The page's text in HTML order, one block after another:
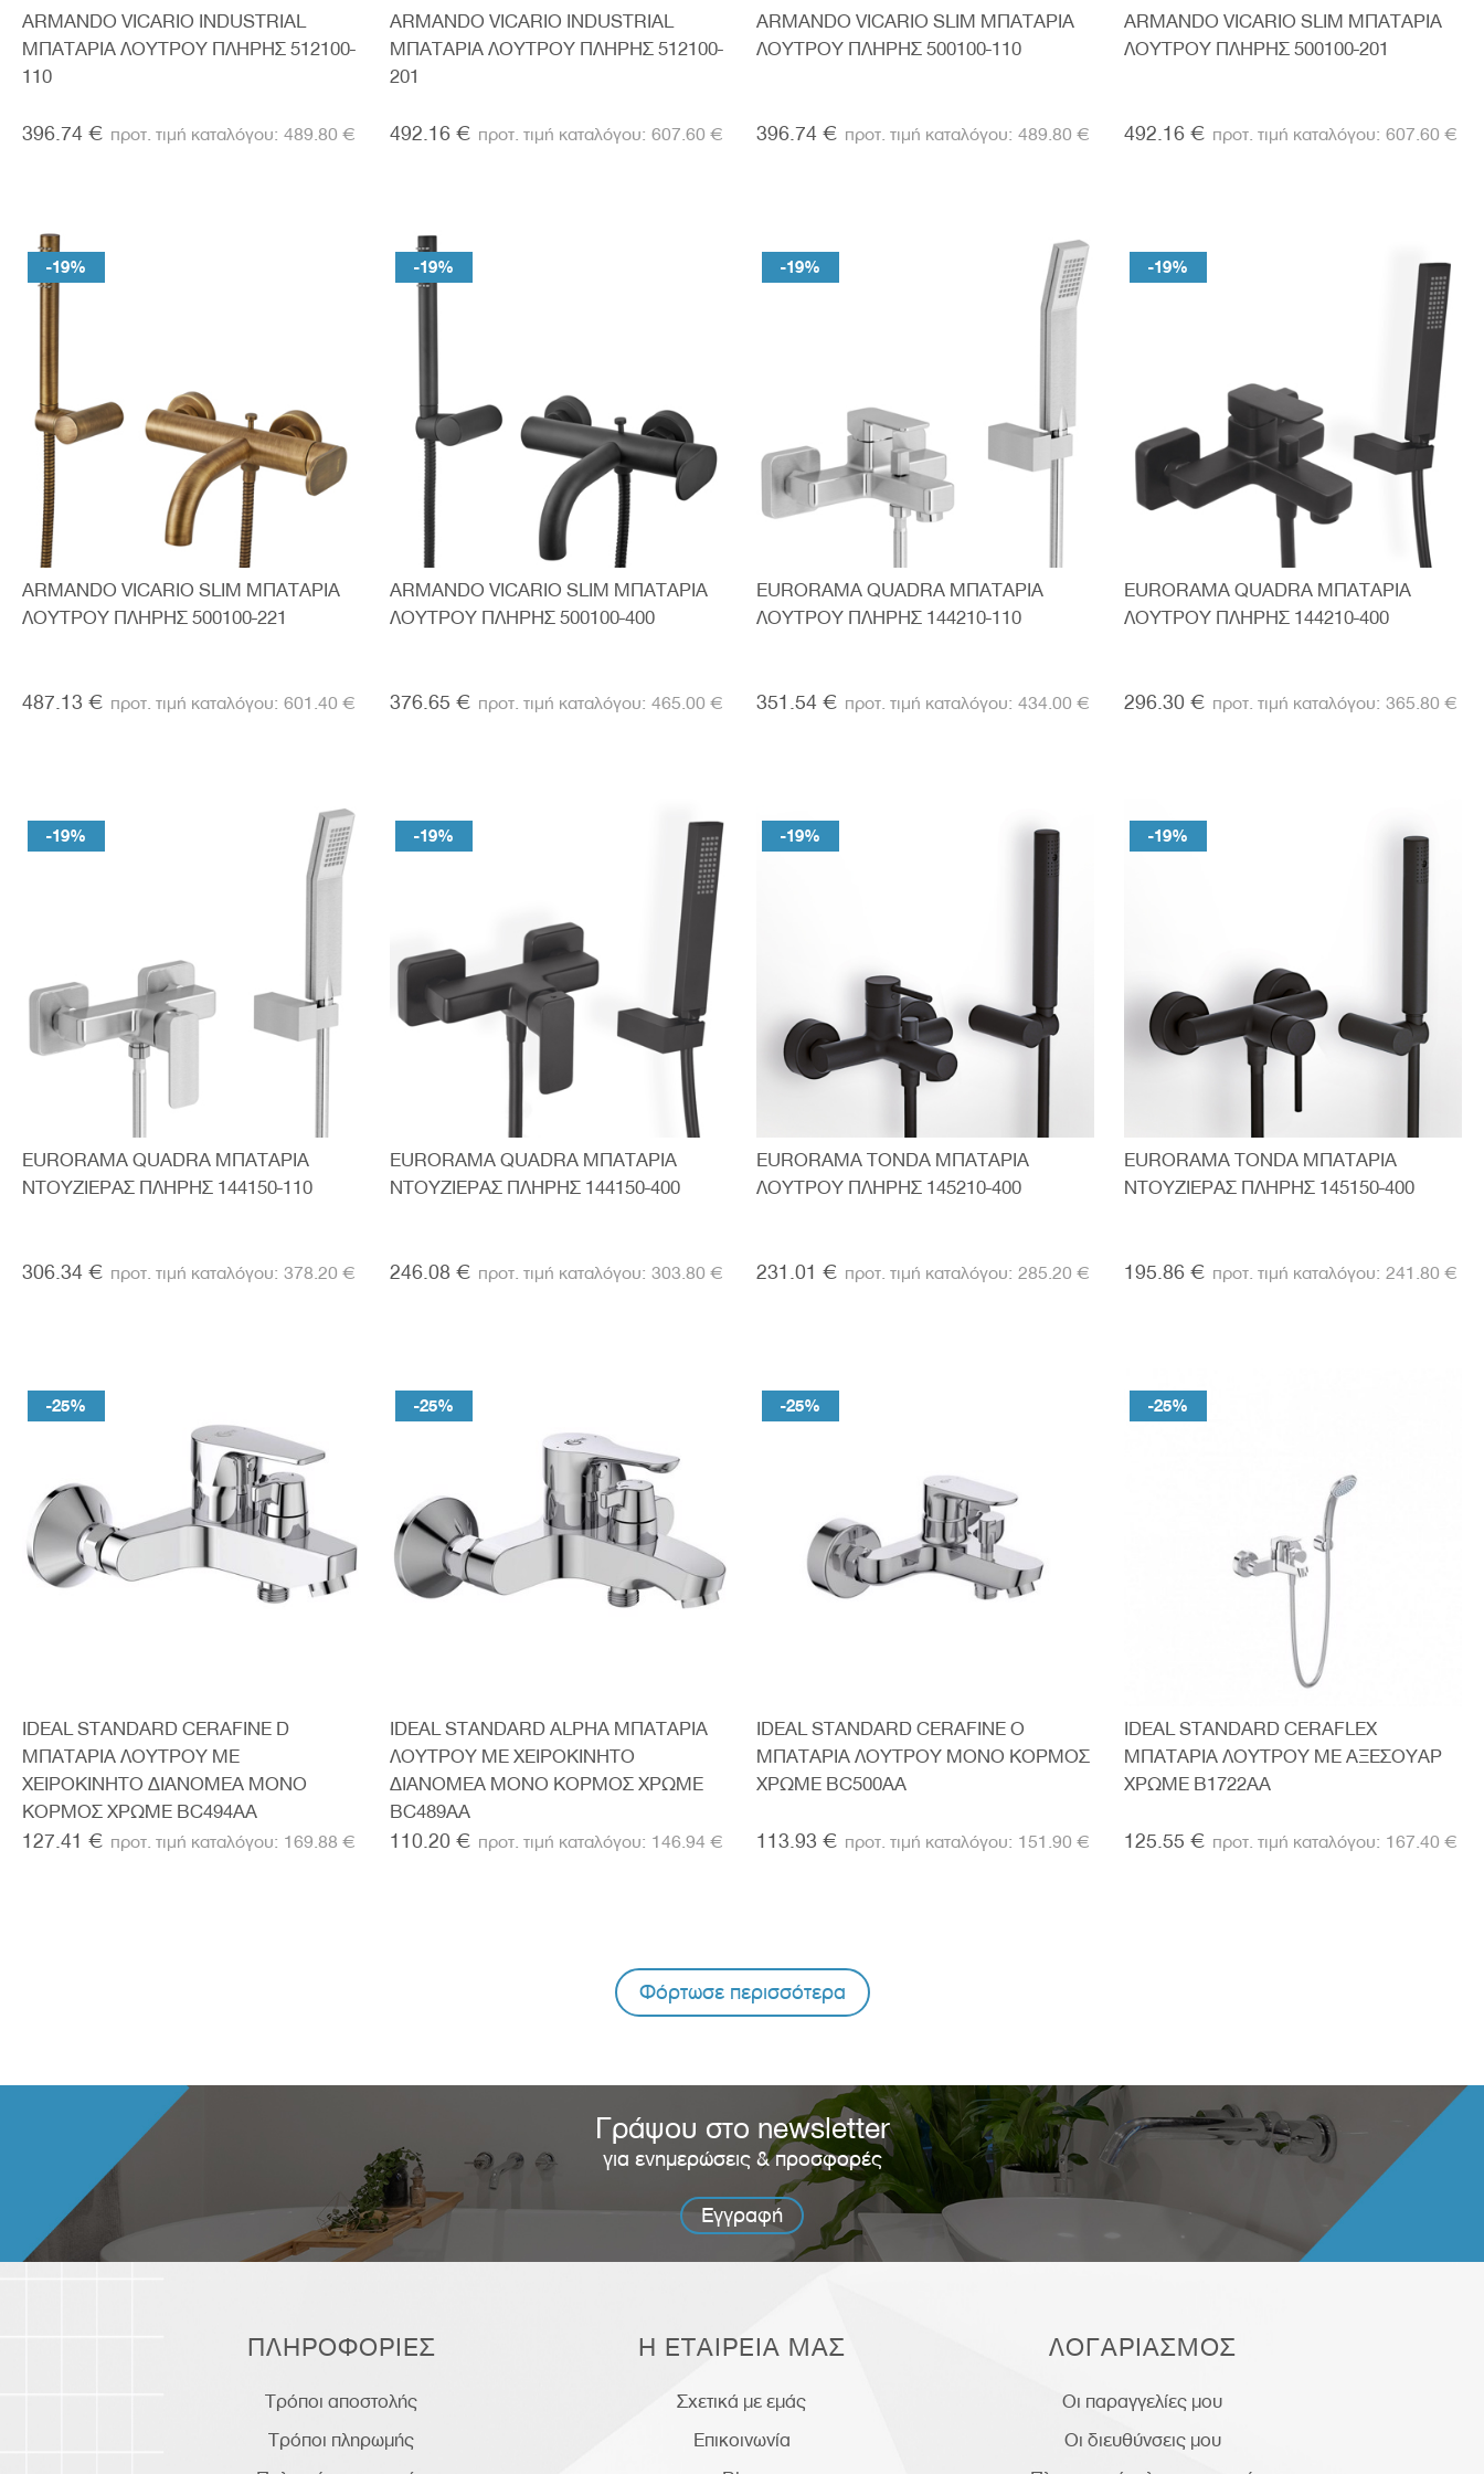
ARMANDO VICARIO INDUSTRIAL
ΜΠΑΤΑΡΙΑ ΛΟΥΤΡΟΥ ΠΛΗΡΗΣ 512100-
110
396.74 € 489.80 €
ARMANDO VICARIO INDUSTRIAL
ΜΠΑΤΑΡΙΑ ΛΟΥΤΡΟΥ ΠΛΗΡΗΣ 512100-
201
492.16 € 607.60 €
ARMANDO VICARIO SLIM ΜΠΑΤΑΡΙΑ
ΛΟΥΤΡΟΥ ΠΛΗΡΗΣ 500100-110
396.74 € 489.80 €
ARMANDO VICARIO SLIM ΜΠΑΤΑΡΙΑ
ΛΟΥΤΡΟΥ ΠΛΗΡΗΣ 500100-201
492.16 € 607.60 €
-19%
ARMANDO VICARIO SLIM ΜΠΑΤΑΡΙΑ
ΛΟΥΤΡΟΥ ΠΛΗΡΗΣ 500100-221
487.13 € 601.40 €
-19%
ARMANDO VICARIO SLIM ΜΠΑΤΑΡΙΑ
ΛΟΥΤΡΟΥ ΠΛΗΡΗΣ 500100-400
376.65 € 465.00 €
-19%
EURORAMA QUADRA ΜΠΑΤΑΡΙΑ
ΛΟΥΤΡΟΥ ΠΛΗΡΗΣ 144210-110
351.54 € 434.00 €
-19%
EURORAMA QUADRA ΜΠΑΤΑΡΙΑ
ΛΟΥΤΡΟΥ ΠΛΗΡΗΣ 144210-400
296.30 € 365.80 €
-19%
EURORAMA QUADRA ΜΠΑΤΑΡΙΑ
ΝΤΟΥΖΙΕΡΑΣ ΠΛΗΡΗΣ 144150-110
306.34 € 378.20 €
-19%
EURORAMA QUADRA ΜΠΑΤΑΡΙΑ
ΝΤΟΥΖΙΕΡΑΣ ΠΛΗΡΗΣ 144150-400
246.08 € 303.80 €
-19%
EURORAMA TONDA ΜΠΑΤΑΡΙΑ
ΛΟΥΤΡΟΥ ΠΛΗΡΗΣ 145210-400
231.01 € 285.20 €
-19%
EURORAMA TONDA ΜΠΑΤΑΡΙΑ
ΝΤΟΥΖΙΕΡΑΣ ΠΛΗΡΗΣ 145150-400
195.86 € 241.80 €
-25%
IDEAL STANDARD CERAFINE D
ΜΠΑΤΑΡΙΑ ΛΟΥΤΡΟΥ ΜΕ
ΧΕΙΡΟΚΙΝΗΤΟ ΔΙΑΝΟΜΕΑ ΜΟΝΟ
ΚΟΡΜΟΣ ΧΡΩΜΕ BC494AA
127.41 € 169.88 €
-25%
IDEAL STANDARD ALPHA ΜΠΑΤΑΡΙΑ
ΛΟΥΤΡΟΥ ΜΕ ΧΕΙΡΟΚΙΝΗΤΟ
ΔΙΑΝΟΜΕΑ ΜΟΝΟ ΚΟΡΜΟΣ ΧΡΩΜΕ
BC489AA
110.20 € 146.94 €
-25%
IDEAL STANDARD CERAFINE O
ΜΠΑΤΑΡΙΑ ΛΟΥΤΡΟΥ ΜΟΝΟ ΚΟΡΜΟΣ
ΧΡΩΜΕ BC500AA
113.93 € 151.90 €
-25%
IDEAL STANDARD CERAFLEX
ΜΠΑΤΑΡΙΑ ΛΟΥΤΡΟΥ ΜΕ ΑΞΕΣΟΥΑΡ
ΧΡΩΜΕ B1722AA
125.55 € 167.40 €
Φόρτωσε περισσότερα
Γράψου στο newsletter
για ενημερώσεις & προσφορές
Εγγραφή
ΠΛΗΡΟΦΟΡΙΕΣ
Τρόποι αποστολής
Τρόποι πληρωμής
Η ΕΤΑΙΡΕΙΑ ΜΑΣ
Σχετικά με εμάς
Επικοινωνία
ΛΟΓΑΡΙΑΣΜΟΣ
Οι παραγγελίες μου
Οι διευθύνσεις μου